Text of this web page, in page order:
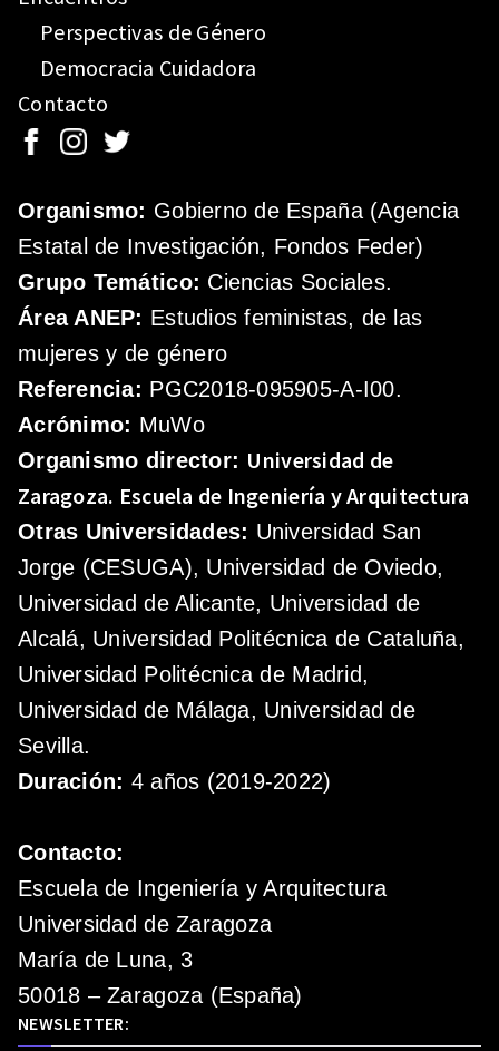
Perspectivas de Género
Democracia Cuidadora
Contacto
Organismo: Gobierno de España (Agencia
Estatal de Investigación, Fondos Feder)
Grupo Temático: Ciencias Sociales.
Área ANEP: Estudios feministas, de las
mujeres y de género
Referencia: PGC2018-095905-A-I00.
Acrónimo: MuWo
Organismo director: Universidad de
Zaragoza. Escuela de Ingeniería y Arquitectura
Otras Universidades: Universidad San
Jorge (CESUGA), Universidad de Oviedo,
Universidad de Alicante, Universidad de
Alcalá, Universidad Politécnica de Cataluña,
Universidad Politécnica de Madrid,
Universidad de Málaga, Universidad de
Sevilla.
Duración: 4 años (2019-2022)
Contacto:
Escuela de Ingeniería y Arquitectura
Universidad de Zaragoza
María de Luna, 3
50018 – Zaragoza (España)
NEWSLETTER: